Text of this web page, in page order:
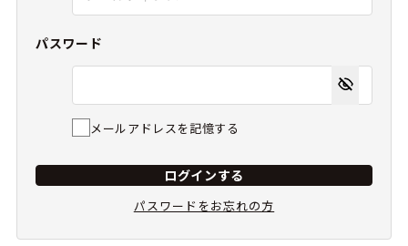
パスワード
メールアドレスを記憶する
ログインする
パスワードをお忘れの方